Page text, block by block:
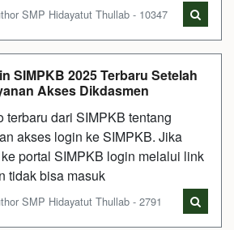
SMP Hidayatut Thullab - 10347
SIMPKB 2025 Terbaru Setelah
Akses Dikdasmen
terbaru dari SIMPKB tentang
akses login ke SIMPKB. Jika
portal SIMPKB login melalui link
tidak bisa masuk
SMP Hidayatut Thullab - 2791